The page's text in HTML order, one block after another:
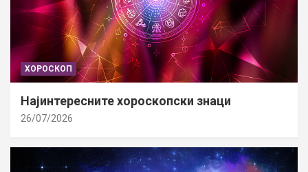
ХОРОСКОП
Најинтересните хороскопски знаци
26/07/2026